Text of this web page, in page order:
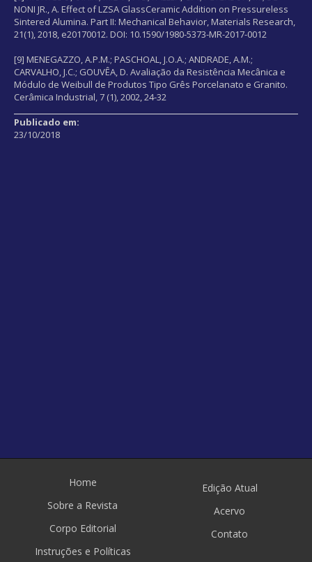
NONI JR., A. Effect of LZSA GlassCeramic Addition on Pressureless
Sintered Alumina. Part II: Mechanical Behavior, Materials Research,
21(1), 2018, e20170012. DOI: 10.1590/1980-5373-MR-2017-0012
[9] MENEGAZZO, A.P.M.; PASCHOAL, J.O.A.; ANDRADE, A.M.;
CARVALHO, J.C.; GOUVÊA, D. Avaliação da Resistência Mecânica e
Módulo de Weibull de Produtos Tipo Grês Porcelanato e Granito.
Cerâmica Industrial, 7 (1), 2002, 24-32
Publicado em:
23/10/2018
Home
Sobre a Revista
Corpo Editorial
Instruções e Políticas
Edição Atual
Acervo
Contato